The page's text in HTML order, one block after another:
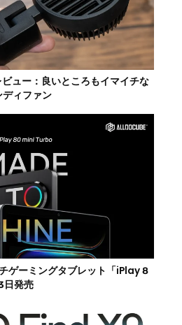
ュー：良いところもイマイチな
ィファン
ゲーミングタブレット「iPlay 8
発売